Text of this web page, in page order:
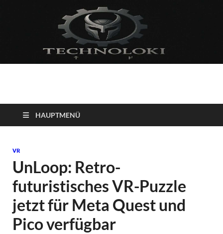
Technoloki: Gaming
und Entertainment
Blockbuster, Indie-Perlen und Retro-Klassiker.
HAUPTMENÜ
VR
UnLoop: Retro-
futuristisches VR-Puzzle
jetzt für Meta Quest und
Pico verfügbar